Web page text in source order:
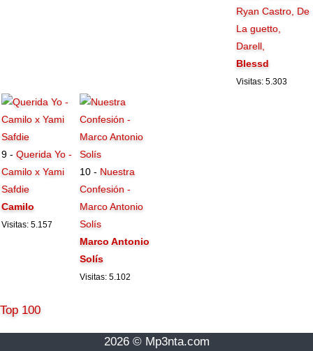
Ryan Castro, De
La guetto,
Darell,
Blessd
Visitas: 5.303
9 -Querida Yo -
Camilo x Yami
Safdie
Camilo
Visitas: 5.157
10 - Nuestra
Confesión -
Marco Antonio
Solís
Marco Antonio
Solís
Visitas: 5.102
Top 100
2026 © Mp3nta.com